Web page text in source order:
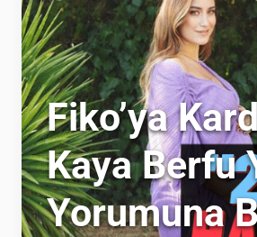
Fiko’ya
Kaya Berfu
Yorumuna